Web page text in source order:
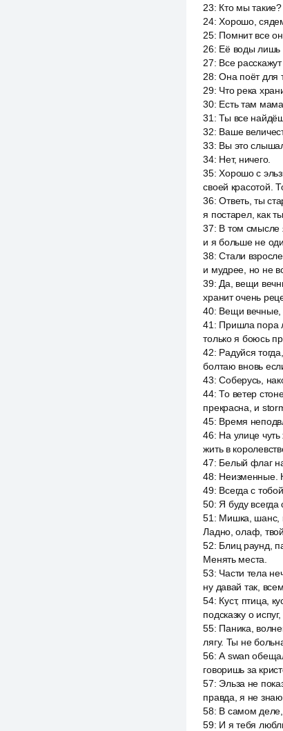
23: Кто мы
24:Хорошо,
25: Помнит все
26: Её воды лишь
27: Все
28:Она поёт для
29: Что река
30: Есть там
31 :Ты все
32: Ваше
33: Вы это
34: Нет, ничего.
35:Хорошо с
своей красотой.
36:Ответь, ты
я постарел, как
37: В том смысле
и я больше не
38:Стали
и мудрее, но не
39: Да, вещи
хранит очень
40: Вещи вечные,
41 : Пришла пора
только я боюсь
42: Радуйся
болтаю вновь
43:Соберусь,
44:То ветер
прекрасна, и
45: Время
46: На улице
жить в
47: Белый флаг
48: Неизменные.
49: Всегда с
50: Я буду
51 : Мишка, шанс,
Ладно, олаф,
52: Блиц раунд,
Менять места.
53: Части тела
ну давай так,
54: Куст, птица,
подсказку о
55: Паника,
лягу. Ты не
56:А swan
говоришь за
57: Эльза не
правда, я не
58: В самом деле,
59: И я тебя